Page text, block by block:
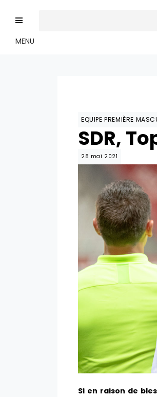
MENU
EQUIPE PREMIÈRE
SDR,
28 mai 2021
Si en raison de